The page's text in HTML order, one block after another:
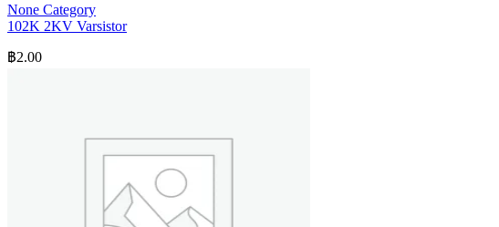
None Category
102K 2KV Varsistor
฿2.00